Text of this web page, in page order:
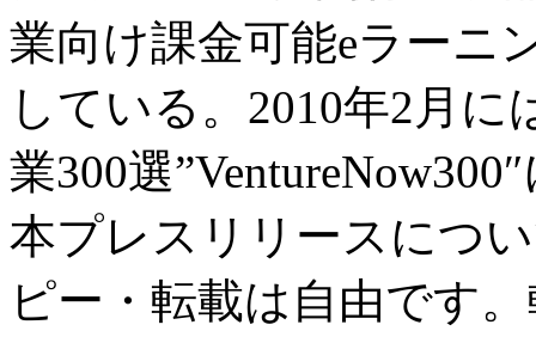
業向け課金可能eラーニ
している。2010年2月
業300選
本プレスリリースにつ
ピー・転載は自由です